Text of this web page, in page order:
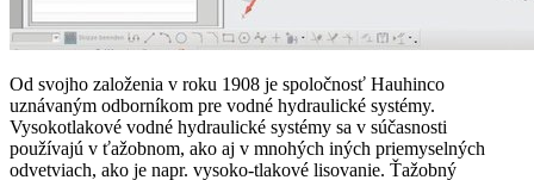
Od svojho založenia v roku 1908 je spoločnosť Hauhinco
uznávaným odborníkom pre vodné hydraulické systémy.
Vysokotlakové vodné hydraulické systémy sa v súčasnosti
používajú v ťažobnom, ako aj v mnohých iných priemyselných
odvetviach, ako je napr. vysoko-tlakové lisovanie. Ťažobný